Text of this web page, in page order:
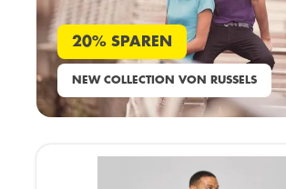
20% SPAREN
NEW COLLECTION VON RUSSELS